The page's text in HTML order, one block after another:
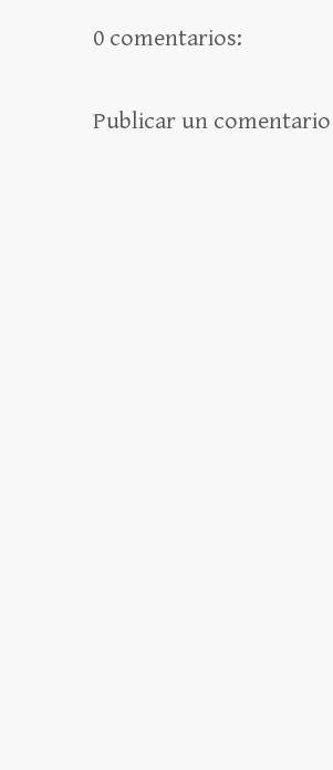
0 comentarios:
Publicar un comentario